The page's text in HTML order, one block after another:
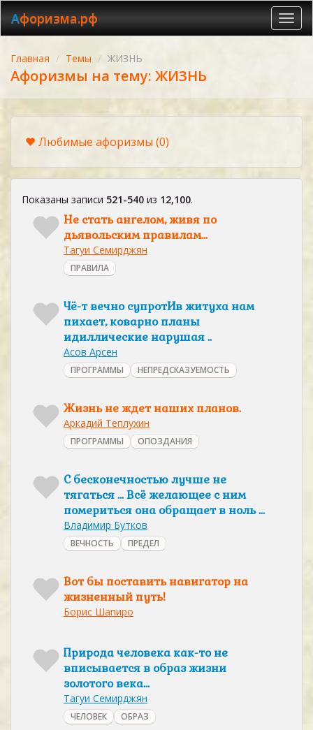
Афоризма.рф
Главная Темы ЖИЗНЬ
Афоризмы на тему: ЖИЗНЬ
Любимые афоризмы (0)
Показаны записи 521-540 из 12,100.
Не стать ангелом, живя по
дьявольским правилам...
Тагуи Семирджян
ПРАВИЛА
Чё-т вечно супротИв житуха нам
пихает, коварно планы
идиллические нарушая ..
Асов Арсен
ПРОГРАММЫ НЕПРЕДСКАЗУЕМОСТЬ
Жизнь не ждет наших планов.
Аркадий Теплухин
ПРОГРАММЫ ОПОЗДАНИЯ
С бесконечностью лучше не
тягаться ... Всё желающее с ним
помериться она обращает в ноль …
Владимир Бутков
ВЕЧНОСТЬ ПРЕДЕЛ
Вот бы поставить навигатор на
жизненный путь!
Борис Шапиро
Природа человека как-то не
вписывается в образ жизни
золотого века...
Тагуи Семирджян
ЧЕЛОВЕК ОБРАЗ